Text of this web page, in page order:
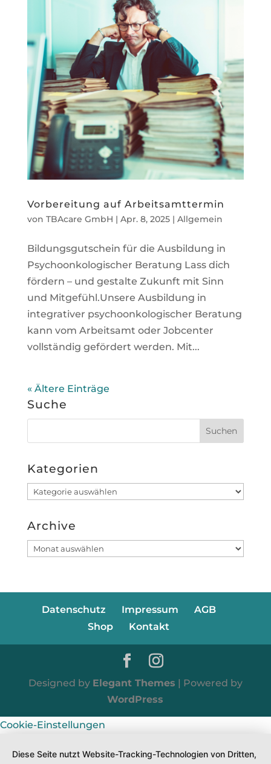
Vorbereitung auf Arbeitsamttermin
von TBAcare GmbH | Apr. 8, 2025| Allgemein
Bildungsgutschein für die Ausbildung in
Psychoonkologischer Beratung Lass dich
fördern – und gestalte Zukunft mit Sinn
und Mitgefühl.Unsere Ausbildung in
integrativer psychoonkologischer Beratung
kann vom Arbeitsamt oder Jobcenter
vollständig gefördert werden. Mit...
« Ältere Einträge
Suche
Kategorien
Kategorien
Archive
Archive
Datenschutz Impressum
AGB
Shop
Kontakt
Designed by Elegant Themes | Powered by
WordPress
Cookie-Einstellungen
Diese Seite nutzt Website-Tracking-Technologien von Dritten,